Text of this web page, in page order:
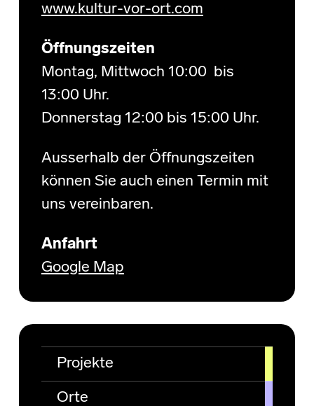
www.kultur-vor-ort.com
Öffnungszeiten
Montag, Mittwoch 10:00 bis
13:00 Uhr.
Donnerstag 12:00 bis 15:00 Uhr.
Ausserhalb der Öffnungszeiten
können Sie auch einen Termin mit
uns vereinbaren.
Anfahrt
Google Map
Projekte
Orte